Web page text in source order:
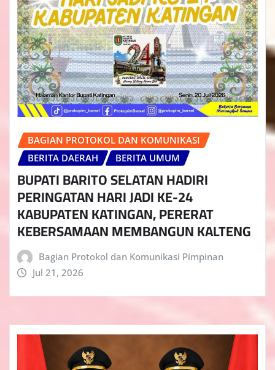
BAGIAN PROTOKOL DAN KOMUNIKASI
BERITA DAERAH
BERITA UMUM
BUPATI BARITO SELATAN HADIRI
PERINGATAN HARI JADI KE-24
KABUPATEN KATINGAN, PERERAT
KEBERSAMAAN MEMBANGUN KALTENG
Bagian Protokol dan Komunikasi Pimpinan
Jul 21, 2026